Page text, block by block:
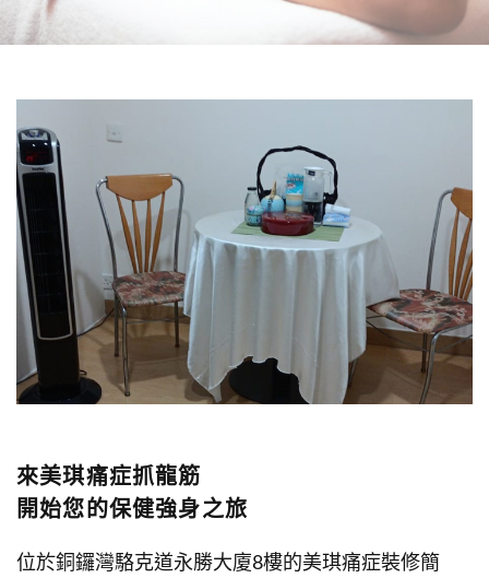
來美琪痛症抓龍筋
開始您的保健強身之旅
位於銅鑼灣駱克道永勝大廈8樓的美琪痛症裝修簡